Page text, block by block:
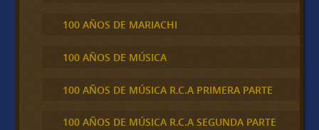
100 AÑOS DE MARIACHI
100 AÑOS DE MÚSICA
100 AÑOS DE MÚSICA R.C.A PRIMERA PARTE
100 AÑOS DE MÚSICA R.C.A SEGUNDA PARTE